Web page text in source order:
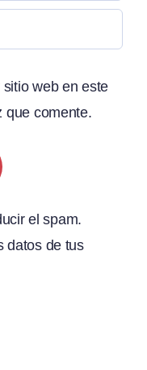
web en este
que comente.
el spam.
datos de tus